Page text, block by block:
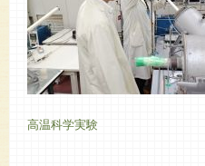
高温科学実験